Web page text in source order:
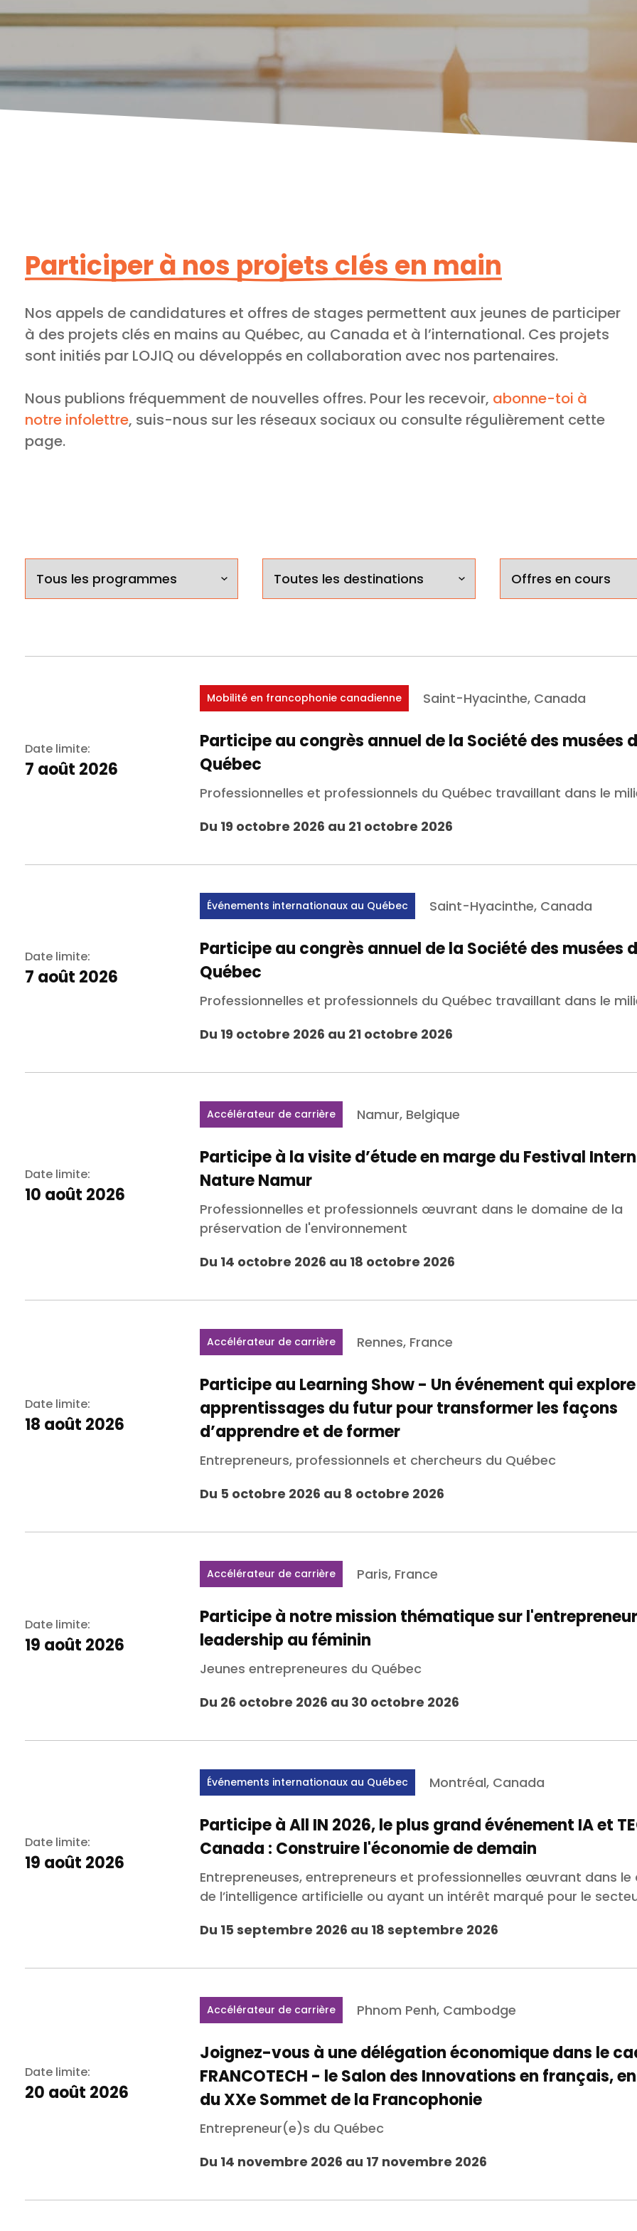
Participer à nos projets clés en main
Nos appels de candidatures et offres de stages permettent aux jeunes de participer
à des projets clés en mains au Québec, au Canada et à l’international. Ces projets
sont initiés par LOJIQ ou développés en collaboration avec nos partenaires.
Nous publions fréquemment de nouvelles offres. Pour les recevoir, abonne-toi à
notre infolettre, suis-nous sur les réseaux sociaux ou consulte régulièrement cette
page.
Date limite:
7 août 2026
Mobilité en francophonie canadienne Saint-Hyacinthe, Canada
Participe au congrès annuel de la Société des musées
Québec
Professionnelles et professionnels du Québec travaillant dans le
Du 19 octobre 2026 au 21 octobre 2026
Date limite:
7 août 2026
Événements internationaux au Québec Saint-Hyacinthe, Canada
Participe au congrès annuel de la Société des musées
Québec
Professionnelles et professionnels du Québec travaillant dans le
Du 19 octobre 2026 au 21 octobre 2026
Date limite:
10 août 2026
Accélérateur de carrière Namur, Belgique
Participe à la visite d’étude en marge du Festival
Nature Namur
Professionnelles et professionnels œuvrant dans le domaine de la
préservation de l'environnement
Du 14 octobre 2026 au 18 octobre 2026
Date limite:
18 août 2026
Accélérateur de carrière Rennes, France
Participe au Learning Show - Un événement qui
apprentissages du futur pour transformer les façons
d’apprendre et de former
Entrepreneurs, professionnels et chercheurs du Québec
Du 5 octobre 2026 au 8 octobre 2026
Date limite:
19 août 2026
Accélérateur de carrière Paris, France
Participe à notre mission thématique sur
leadership au féminin
Jeunes entrepreneures du Québec
Du 26 octobre 2026 au 30 octobre 2026
Date limite:
19 août 2026
Événements internationaux au Québec Montréal, Canada
Participe à All IN 2026, le plus grand événement IA et
Canada : Construire l'économie de demain
Entrepreneuses, entrepreneurs et professionnelles œuvrant dans le
de l’intelligence artificielle ou ayant un intérêt marqué pour le
Du 15 septembre 2026 au 18 septembre 2026
Date limite:
20 août 2026
Accélérateur de carrière Phnom Penh, Cambodge
Joignez-vous à une délégation économique dans le
FRANCOTECH - le Salon des Innovations en français,
du XXe Sommet de la Francophonie
Entrepreneur(e)s du Québec
Du 14 novembre 2026 au 17 novembre 2026